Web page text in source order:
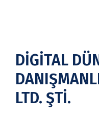
DİGİTAL
LTD. ŞTİ.